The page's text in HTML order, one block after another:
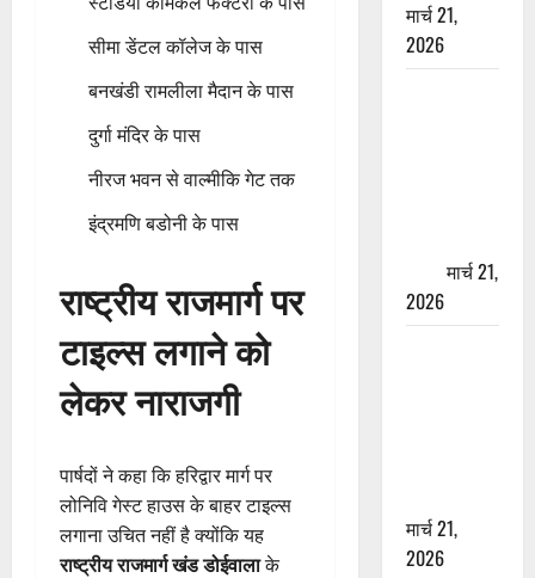
सीमा डेंटल कॉलेज के पास
बनखंडी रामलीला मैदान के पास
दुर्गा मंदिर के पास
नीरज भवन से वाल्मीकि गेट तक
इंद्रमणि बडोनी के पास
राष्ट्रीय राजमार्ग पर
टाइल्स लगाने को
लेकर नाराजगी
पार्षदों ने कहा कि हरिद्वार मार्ग पर
लोनिवि गेस्ट हाउस के बाहर टाइल्स
लगाना उचित नहीं है क्योंकि यह
राष्ट्रीय राजमार्ग खंड डोईवालाके
मार्च 21,
2026
मार्च 21,
2026
मार्च 21,
2026